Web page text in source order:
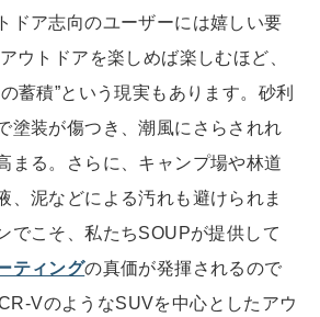
ドア志向のユーザーには嬉しい要
ウトドアを楽しめば楽しむほど、
蓄積”という現実もあります。砂利
塗装が傷つき、潮風にさらされれ
まる。さらに、キャンプ場や林道
、泥などによる汚れも避けられま
でこそ、私たちSOUPが提供して
ティングの真価が発揮されるので
VのようなSUVを中心としたアウ